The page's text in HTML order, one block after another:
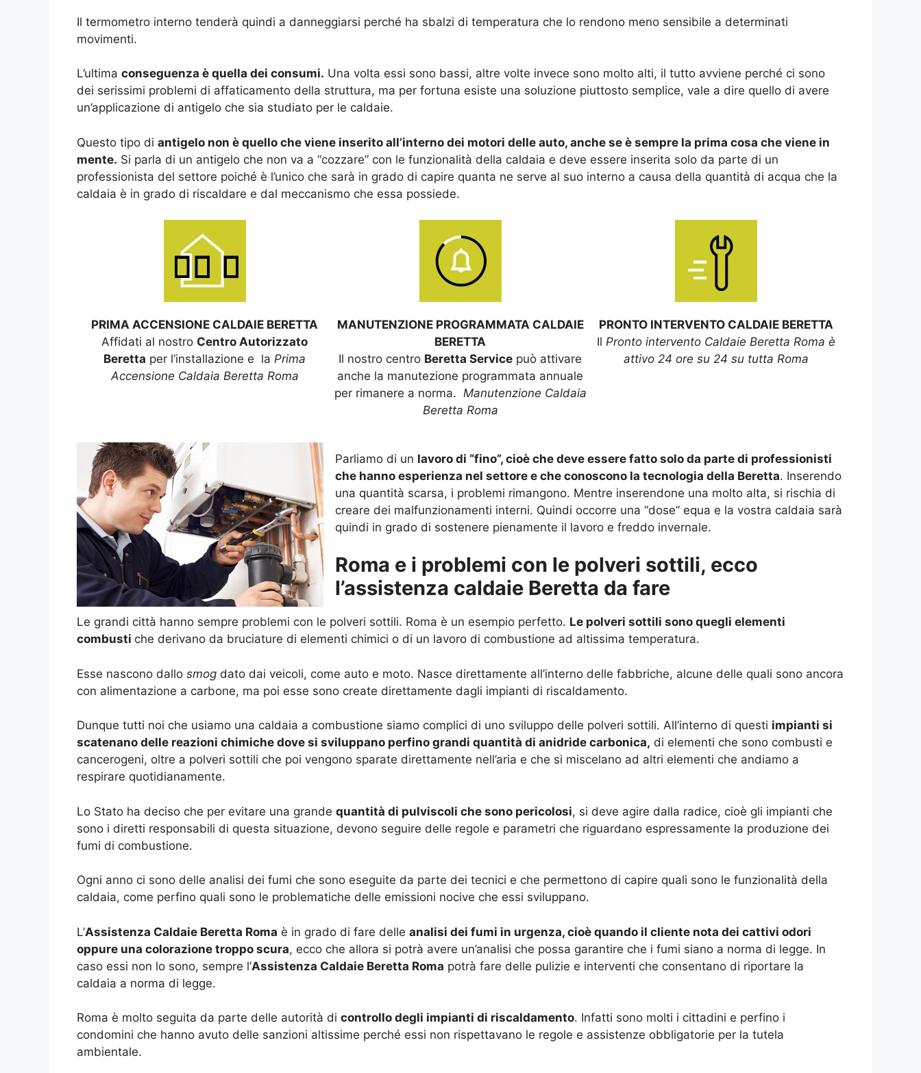
Il termometro interno tenderà quindi a danneggiarsi perché ha sbalzi di temperatura che lo rendono meno sensibile a determinati
movimenti.
L’ultima conseguenza è quella dei consumi. Una volta essi sono bassi, altre volte invece sono molto alti, il tutto avviene perché ci sono
dei serissimi problemi di affaticamento della struttura, ma per fortuna esiste una soluzione piuttosto semplice, vale a dire quello di avere
un’applicazione di antigelo che sia studiato per le caldaie.
Questo tipo di antigelo non è quello che viene inserito all’interno dei motori delle auto, anche se è sempre la prima cosa che viene in
mente. Si parla di un antigelo che non va a “cozzare” con le funzionalità della caldaia e deve essere inserita solo da parte di un
professionista del settore poiché è l’unico che sarà in grado di capire quanta ne serve al suo interno a causa della quantità di acqua che la
caldaia è in grado di riscaldare e dal meccanismo che essa possiede.
PRIMA ACCENSIONE CALDAIE BERETTA
Affidati al nostro Centro Autorizzato
Beretta per l’installazione e la Prima
Accensione Caldaia Beretta Roma
MANUTENZIONE PROGRAMMATA CALDAIE
BERETTA
Il nostro centro Beretta Service può attivare
anche la manutezione programmata annuale
per rimanere a norma. Manutenzione Caldaia
Beretta Roma
PRONTO INTERVENTO CALDAIE BERETTA
Il Pronto intervento Caldaie Beretta Roma è
attivo 24 ore su 24 su tutta Roma
Parliamo di un lavoro di “fino”, cioè che deve essere fatto solo da parte di professionisti
che hanno esperienza nel settore e che conoscono la tecnologia della Beretta. Inserendo
una quantità scarsa, i problemi rimangono. Mentre inserendone una molto alta, si rischia di
creare dei malfunzionamenti interni. Quindi occorre una “dose” equa e la vostra caldaia sarà
quindi in grado di sostenere pienamente il lavoro e freddo invernale.
Roma e i problemi con le polveri sottili, ecco
l’assistenza caldaie Beretta da fare
Le grandi città hanno sempre problemi con le polveri sottili. Roma è un esempio perfetto. Le polveri sottili sono quegli elementi
combusti che derivano da bruciature di elementi chimici o di un lavoro di combustione ad altissima temperatura.
Esse nascono dallo smog dato dai veicoli, come auto e moto. Nasce direttamente all’interno delle fabbriche, alcune delle quali sono ancora
con alimentazione a carbone, ma poi esse sono create direttamente dagli impianti di riscaldamento.
Dunque tutti noi che usiamo una caldaia a combustione siamo complici di uno sviluppo delle polveri sottili. All’interno di questi impianti si
scatenano delle reazioni chimiche dove si sviluppano perfino grandi quantità di anidride carbonica, di elementi che sono combusti e
cancerogeni, oltre a polveri sottili che poi vengono sparate direttamente nell’aria e che si miscelano ad altri elementi che andiamo a
respirare quotidianamente.
Lo Stato ha deciso che per evitare una grande quantità di pulviscoli che sono pericolosi, si deve agire dalla radice, cioè gli impianti che
sono i diretti responsabili di questa situazione, devono seguire delle regole e parametri che riguardano espressamente la produzione dei
fumi di combustione.
Ogni anno ci sono delle analisi dei fumi che sono eseguite da parte dei tecnici e che permettono di capire quali sono le funzionalità della
caldaia, come perfino quali sono le problematiche delle emissioni nocive che essi sviluppano.
L’Assistenza Caldaie Beretta Roma è in grado di fare delle analisi dei fumi in urgenza, cioè quando il cliente nota dei cattivi odori
oppure una colorazione troppo scura, ecco che allora si potrà avere un’analisi che possa garantire che i fumi siano a norma di legge. In
caso essi non lo sono, sempre l’Assistenza Caldaie Beretta Roma potrà fare delle pulizie e interventi che consentano di riportare la
caldaia a norma di legge.
Roma è molto seguita da parte delle autorità di controllo degli impianti di riscaldamento. Infatti sono molti i cittadini e perfino i
condomini che hanno avuto delle sanzioni altissime perché essi non rispettavano le regole e assistenze obbligatorie per la tutela
ambientale.